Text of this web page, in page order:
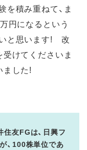
積み重ねて、ま
円になるという
と思います! 改
けてくださいま
ました!
友FGは、日興フ
、100株単位であ